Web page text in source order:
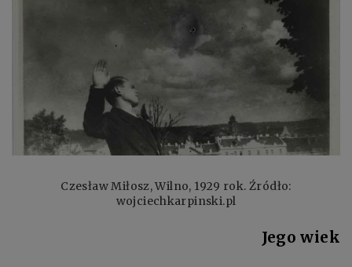
Czesław Miłosz, Wilno, 1929 rok. Źródło:
wojciechkarpinski.pl
Jego wiek